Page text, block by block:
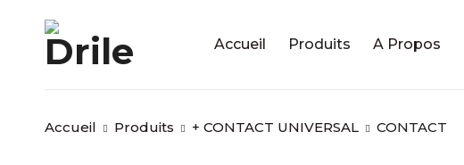
Accueil Produits A Propos
Accueil Produits + CONTACT UNIVERSAL CONTACT